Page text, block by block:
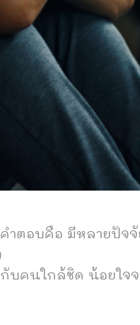
ำตอบคือ มีหลายปัจ
บคนใกล้ชิด น้อยใจ